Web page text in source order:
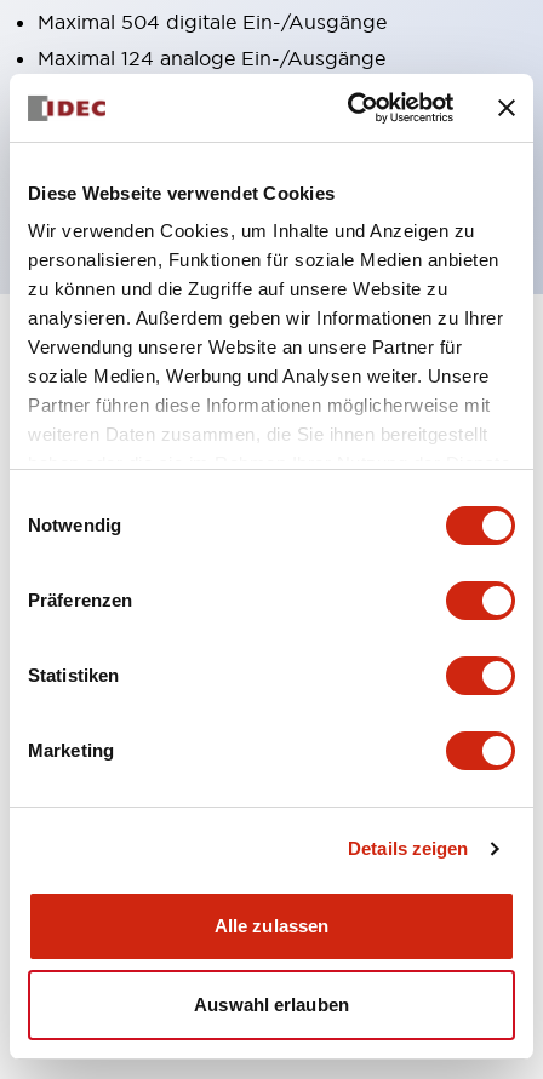
Diese Webseite verwendet Cookies
Wir verwenden Cookies, um Inhalte und Anzeigen zu
personalisieren, Funktionen für soziale Medien anbieten
zu können und die Zugriffe auf unsere Website zu
analysieren. Außerdem geben wir Informationen zu Ihrer
Verwendung unserer Website an unsere Partner für
soziale Medien, Werbung und Analysen weiter. Unsere
Partner führen diese Informationen möglicherweise mit
weiteren Daten zusammen, die Sie ihnen bereitgestellt
Notwendig
Präferenzen
Statistiken
Marketing
Details zeigen
Alle zulassen
Auswahl erlauben
Maximal 504 digitale Ein-/Ausgänge
Maximal 124 analoge Ein-/Ausgänge
Datenprotokollierung
cULus CE Klasse 1 Div 2
Spezifikationen Alle erweitern
Certification Specifications
Electrical Specifications
Environmental Specifications
Hardware Specifications
Mechanical Specifications
Shipping, Transportation and Warranty
Dokumente und Dateien